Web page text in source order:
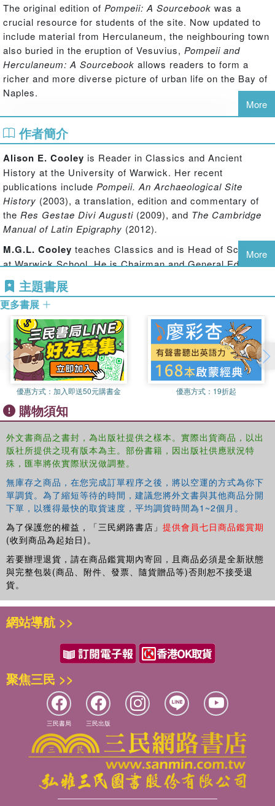
The original edition of Pompeii: A Sourcebook was a
crucial resource for students of the site. Now updated to
include material from Herculaneum, the neighbouring town
also buried in the eruption of Vesuvius, Pompeii and
Herculaneum: A Sourcebook allows readers to form a
richer and more diverse picture of urban life on the Bay of
Naples.
Focusing upon inscriptions and ancient texts, it translates
and sets into context a representative sample of the huge
range of source material uncovered in these towns. From
the labels on wine jars to scribbled insults, and from
advertisements for gladiatorial contests to love poetry, the
individual chapters explore the early history of Pompeii
and Herculaneum, their destruction, leisure pursuits,
politics, commerce, religion, the family and society.
Information about Pompeii and Herculaneum from authors
based in Rome is included, but the great majority of
sources come from the cities themselves, written by their
slaves.
cities and enhanced with more photographs, maps, and
plans,Pompeii and Herculaneum: A Sourcebookoffers an
invaluable resource for anyone studying or visiting the
sites.
More
作者簡介
Alison E. Cooley is Reader in Classics and Ancient
History at the University of Warwick. Her recent
publications include Pompeii. An Archaeological Site
History (2003), a translation, edition and commentary of
the Res Gestae Divi Augusti (2009), and The Cambridge
Manual of Latin Epigraphy (2012).
M.G.L. Cooley teaches Classics and is Head of Scholars
at Warwick School. He is Chairman and General Editor of
the LACTOR sourcebooks, and has edited three volumes
in the series:The Age of Augustus
Consulship Campaign
More
主題書展
更多書展
優惠方式： 加入即送50元購書金 優惠方式： 19折起
購物須知
外文書商品之書封，為出版社提供之樣本。實際出貨商品，以出
版社所提供之現有版本為主。部份書籍，因出版社供應狀況特
殊，匯率將依實際狀況做調整。
無庫存之商品，在您完成訂單程序之後，將以空運的方式為你下
單調貨。為了縮短等待的時間，建議您將外文書與其他商品分開
下單，以獲得最快的取貨速度，平均調貨時間為1~2個月。
為了保護您的權益，「三民網路書店」 提供會員七日商品鑑賞期
(收到商品為起始日)。
若要辦理退貨，請在商品鑑賞期內寄回，且商品必須是全新狀態
與完整包裝(商品、附件、發票、隨貨贈品等)否則恕不接受退
貨。
網站導航 >>
聚焦三民 >>
三民書局 三民出版